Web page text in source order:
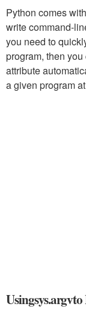
Python comes
write command-
you need to
program, then
attribute
a given program
Usingsys.argv